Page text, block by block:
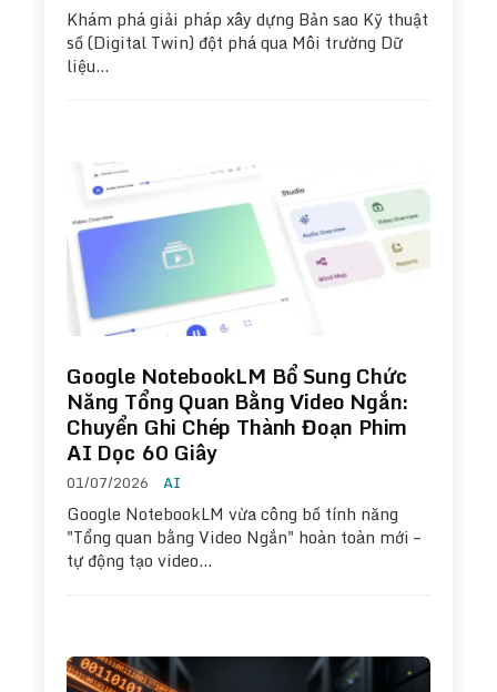
Khám phá giải pháp xây dựng Bản sao Kỹ thuật
số (Digital Twin) đột phá qua Môi trường Dữ
liệu…
Google NotebookLM Bổ Sung Chức
Năng Tổng Quan Bằng Video Ngắn:
Chuyển Ghi Chép Thành Đoạn Phim
AI Dọc 60 Giây
01/07/2026 AI
Google NotebookLM vừa công bố tính năng
"Tổng quan bằng Video Ngắn" hoàn toàn mới –
tự động tạo video…